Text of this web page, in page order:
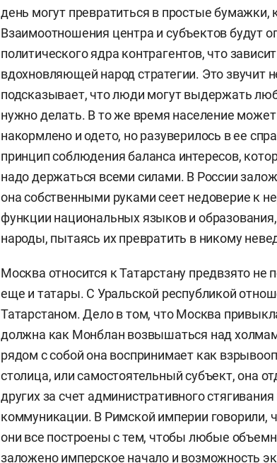
день могут превратиться в простые бумажки,
Взаимоотношения центра и субъектов будут
политического ядра контрагентов, что
вдохновляющей народ стратегии. Это звучит
подсказывает, что люди могут выдержать
нужно делать. В то же время население
накормлено и одето, но разуверилось в ее
принцип соблюдения баланса интересов,
надо держаться всеми силами. В России
она собственными руками сеет недоверие к
функции национальных языков и
народы, пытаясь их превратить в никому
Москва относится к Татарстану предвзято не
еще и татары. С Уральской республикой
Татарстаном. Дело в том, что Москва
должна как Монблан возвышаться над
рядом с собой она воспринимает как
столица, или самостоятельный субъект, она
других за счет административного
коммуникации. В Римской империи говорили,
они все построены с тем, чтобы любые
заложено имперское начало и возможность